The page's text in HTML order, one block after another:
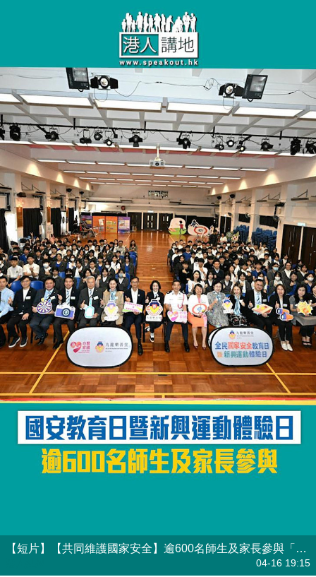
【短片】【共同維護國家安全】逾600名師生及家長參與「心繫家國」-全民國家安全教育日暨新興運動體驗日
04-16 19:15